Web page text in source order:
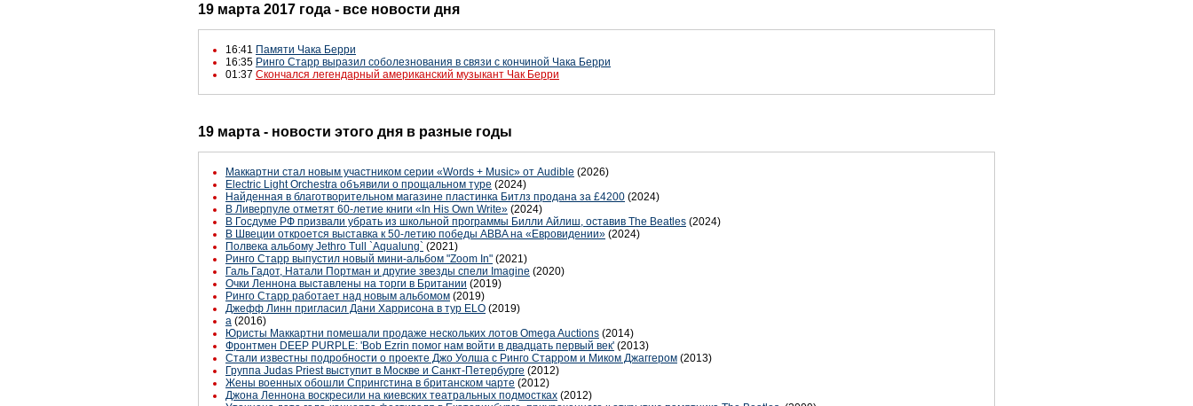
19 марта 2017 года - все новости дня
16:41 Памяти Чака Берри
16:35 Ринго Старр выразил соболезнования в связи с кончиной Чака Берри
01:37 Cкончался легендарный американский музыкант Чак Берри
19 марта - новости этого дня в разные годы
Маккартни стал новым участником серии «Words + Music» от Audible (2026)
Electric Light Orchestra объявили о прощальном туре (2024)
Найденная в благотворительном магазине пластинка Битлз продана за £4200 (2024)
В Ливерпуле отметят 60-летие книги «In His Own Write» (2024)
В Госдуме РФ призвали убрать из школьной программы Билли Айлиш, оставив The Beatles (2024)
В Швеции откроется выставка к 50-летию победы ABBA на «Евровидении» (2024)
Полвека альбому Jethro Tull `Аqualung` (2021)
Ринго Старр выпустил новый мини-альбом "Zoom In" (2021)
Галь Гадот, Натали Портман и другие звезды спели Imagine (2020)
Очки Леннона выставлены на торги в Британии (2019)
Ринго Старр работает над новым альбомом (2019)
Джефф Линн пригласил Дани Харрисона в тур ELO (2019)
а (2016)
Юристы Маккартни помешали продаже нескольких лотов Omega Auctions (2014)
Фронтмен DEEP PURPLE: 'Bob Ezrin помог нам войти в двадцать первый век' (2013)
Стали известны подробности о проекте Джо Уолша с Ринго Старром и Миком Джаггером (2013)
Группа Judas Priest выступит в Москве и Санкт-Петербурге (2012)
Жены военных обошли Спрингстина в британском чарте (2012)
Джона Леннона воскресили на киевских театральных подмостках (2012)